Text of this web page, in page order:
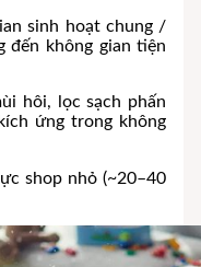
sinh hoạt chung /
đến không gian tiện
hôi, lọc sạch phấn
ứng trong không
shop nhỏ (~20–40